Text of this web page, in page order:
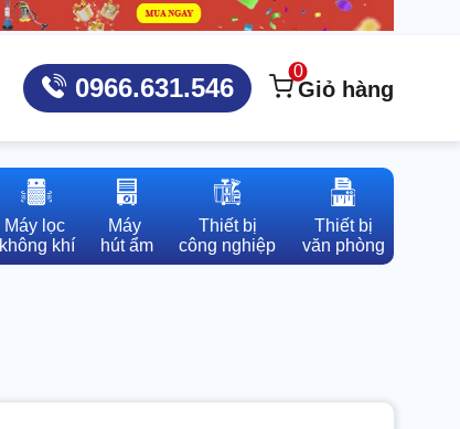
0966.631.546
0
Giỏ hàng
Máy lọc
không khí
Máy
hút ẩm
Thiết bị
công nghiệp
Thiết bị
văn phòng